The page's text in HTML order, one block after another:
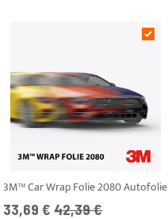
3M™ Car Wrap Folie 2080 Autofolie
Ab
33,69 € UVP
42,39 €